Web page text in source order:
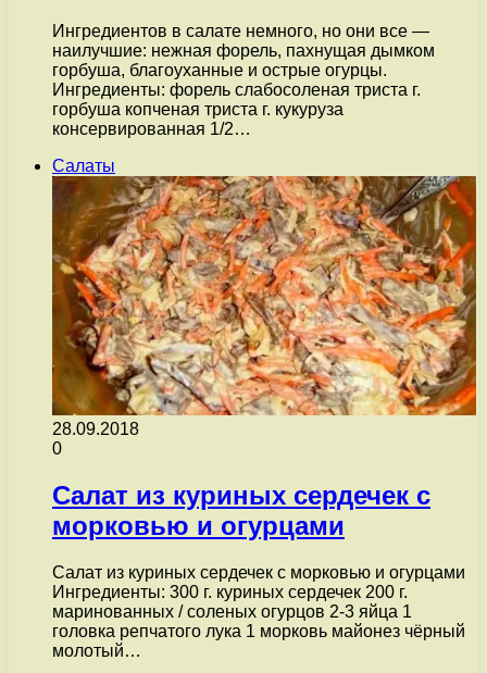
Ингредиентов в салате немного, но они все —
наилучшие: нежная форель, пахнущая дымком
горбуша, благоуханные и острые огурцы.
Ингредиенты: форель слабосоленая триста г.
горбуша копченая триста г. кукуруза
консервированная 1/2…
Салаты
28.09.2018
0
Салат из куриных сердечек с
морковью и огурцами
Салат из куриных сердечек с морковью и огурцами
Ингредиенты: 300 г. куриных сердечек 200 г.
маринованных / соленых огурцов 2-3 яйца 1
головка репчатого лука 1 морковь майонез чёрный
молотый…